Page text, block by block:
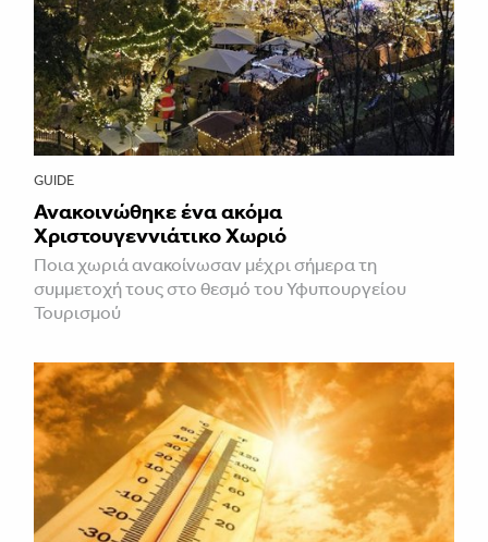
GUIDE
Ανακοινώθηκε ένα ακόμα
Χριστουγεννιάτικο Χωριό
Ποια χωριά ανακοίνωσαν μέχρι σήμερα τη
συμμετοχή τους στο θεσμό του Υφυπουργείου
Τουρισμού